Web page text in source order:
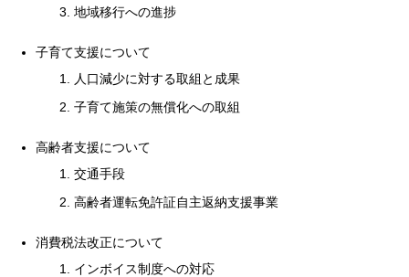
地域移行への進捗
子育て支援について
人口減少に対する取組と成果
子育て施策の無償化への取組
高齢者支援について
交通手段
高齢者運転免許証自主返納支援事業
消費税法改正について
インボイス制度への対応